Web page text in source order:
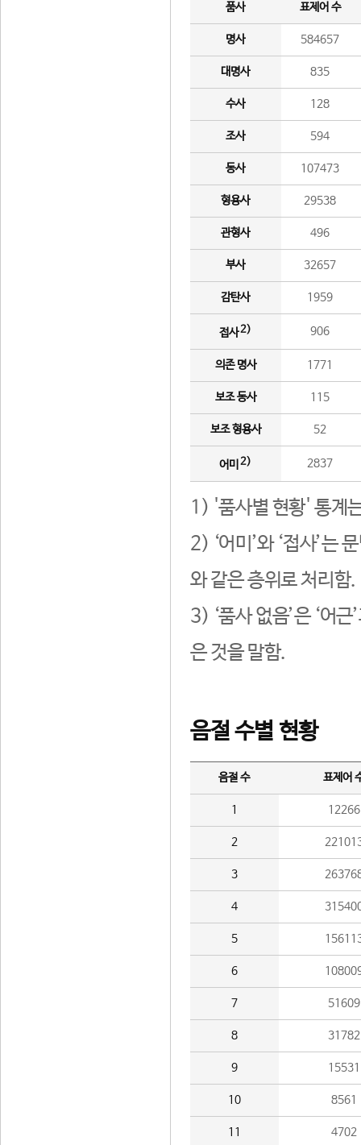
품사 표제어 수
명사 584657
대명사 835
수사 128
조사 594
동사 107473
형용사 29538
관형사 496
부사 32657
감탄사 1959
접사2) 906
의존 명사 1771
보조 동사 115
보조 형용사 52
어미 2) 2837
1) '품사별 현황' 통계
2) ‘어미’와 ‘접사’는
와 같은 층위로 처리함.
3) ‘품사 없음’은 ‘어
은 것을 말함.
음절 수별 현황
음절 수 표제어
1 12266
2
3
4
5
6
7 51609
8 31782
9 15531
10 8561
11 4702